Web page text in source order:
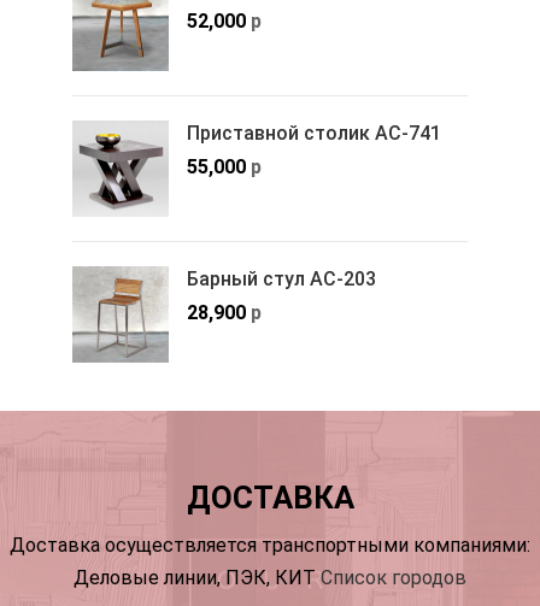
52,000 р
Приставной столик АС-741
55,000 р
Барный стул АС-203
28,900 р
ДОСТАВКА
Доставка осуществляется транспортными компаниями:
Деловые линии, ПЭК, КИТ Список городов